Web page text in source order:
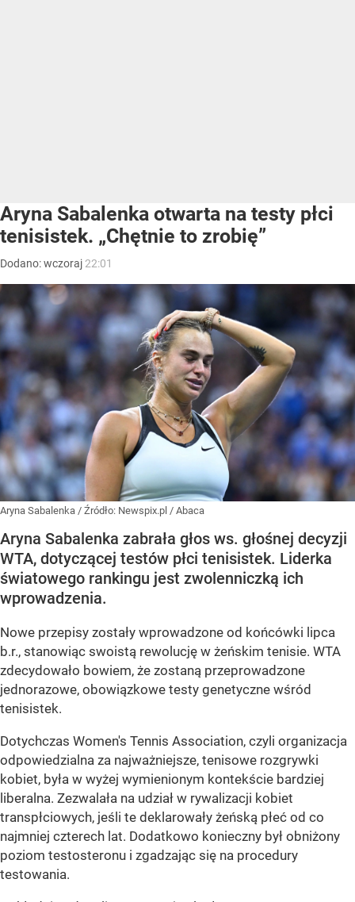
Aryna Sabalenka otwarta na testy płci
tenisistek. „Chętnie to zrobię”
Dodano:wczoraj 22:01
Aryna Sabalenka / Źródło: Newspix.pl / Abaca
Aryna Sabalenka zabrała głos ws. głośnej decyzji
WTA, dotyczącej testów płci tenisistek. Liderka
światowego rankingu jest zwolenniczką ich
wprowadzenia.
Nowe przepisy zostały wprowadzone od końcówki lipca
b.r., stanowiąc swoistą rewolucję w żeńskim tenisie. WTA
zdecydowało bowiem, że zostaną przeprowadzone
jednorazowe, obowiązkowe testy genetyczne wśród
tenisistek.
Dotychczas Women's Tennis Association, czyli organizacja
odpowiedzialna za najważniejsze, tenisowe rozgrywki
kobiet, była w wyżej wymienionym kontekście bardziej
liberalna. Zezwalała na udział w rywalizacji kobiet
transpłciowych, jeśli te deklarowały żeńską płeć od co
najmniej czterech lat. Dodatkowo konieczny był obniżony
poziom testosteronu i zgadzając się na procedury
testowania.